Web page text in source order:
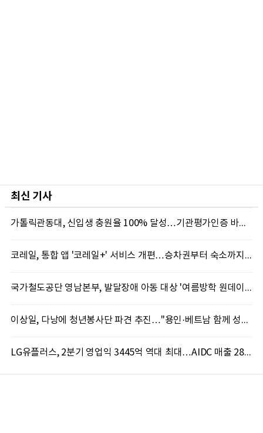
최신 기사
가톨릭관동대, 신입생 충원율 100% 달성…기관평가인증 바탕 학생 지원 '가속'
코레일, 통합 앱 '코레일+' 서비스 개편…승차권부터 숙소까지 한 번에
국가철도공단 영남본부, 발달장애 아동 대상 '여름방학 원데이 클래스' 열어
이상일, 다낭에 청년봉사단 파견 추진…"용인·베트남 함께 성장하는 교류 만들겠다"
LG유플러스, 2분기 영업익 3445억 역대 최대…AIDC 매출 28.9%↑